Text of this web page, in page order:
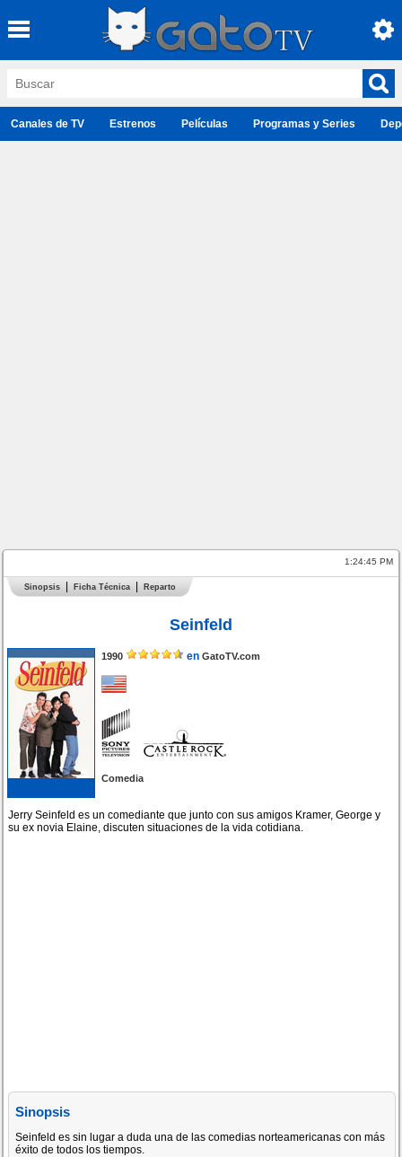
Canales de TV Estrenos Películas Programas y Series
1:24:45 PM
Sinopsis Ficha Técnica Reparto
Seinfeld
1990 en GatoTV.com
Comedia
Jerry Seinfeld es un comediante que junto con sus amigos Kramer, George y
su ex novia Elaine, discuten situaciones de la vida cotidiana.
Sinopsis
Seinfeld es sin lugar a duda una de las comedias norteamericanas con más
éxito de todos los tiempos.